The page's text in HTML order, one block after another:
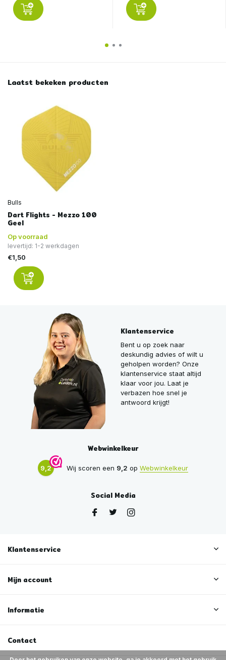
Laatst bekeken producten
Bulls
Dart Flights - Mezzo 100
Geel
Op voorraad
levertijd: 1-2 werkdagen
€1,50
Klantenservice
Bent u op zoek naar
deskundig advies of wilt u
geholpen worden? Onze
klantenservice staat altijd
klaar voor jou. Laat je
verbazen hoe snel je
antwoord krijgt!
Webwinkelkeur
9,2 Wij scoren een 9,2 op Webwinkelkeur
Social Media
Klantenservice
Mijn account
Informatie
Contact